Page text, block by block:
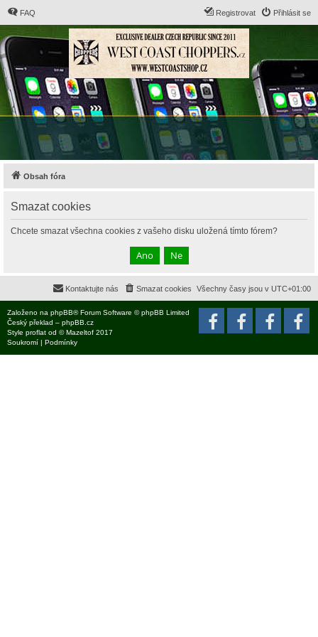
FAQ Přihlásit se
Registrovat
Obsah fóra
Smazat cookies
Chcete smazat všechna cookies z vašeho disku uložená tímto fórem?
Všechny časy jsou v UTC+01:00
Smazat cookies
Kontaktujte nás
Založeno na phpBB® Forum Software © phpBB Limited
Český překlad – phpBB.cz
Style proflat od ©Mazeltof 2017
Soukromí | Podmínky